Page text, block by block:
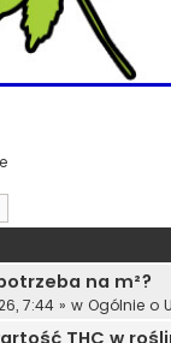
na m²?
7:44 » w Ogólnie o
THC w